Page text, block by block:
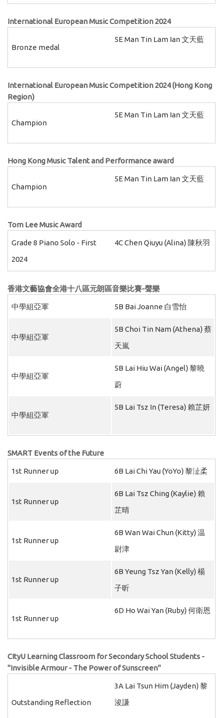
International European Music Competition 2024
Bronze medal
5E Man Tin Lam Ian 文天藍
International European Music Competition 2024 (Hong Kong
Region)
Champion
5E Man Tin Lam Ian 文天藍
Hong Kong Music Talent and Performance award
Champion
5E Man Tin Lam Ian 文天藍
Tom Lee Music Award
Grade 8 Piano Solo - First
2024
4C Chen Qiuyu (Alina) 陳秋羽
香港文藝協會全港十八區元朗區音樂比賽-聲樂
中學組亞軍 5B Bai Joanne 白雪怡
中學組亞軍
5B Choi Tin Nam (Athena) 蔡
天嵐
中學組亞軍
5B Lai Hiu Wai (Angel) 黎曉
蔚
中學組亞軍
5B Lai Tsz In (Teresa) 賴芷妍
SMART Events of the Future
1st Runner up 6B Lai Chi Yau (YoYo) 黎沚柔
1st Runner up
6B Lai Tsz Ching (Kaylie) 賴
芷晴
1st Runner up
6B Wan Wai Chun (Kitty) 温
尉津
1st Runner up
6B Yeung Tsz Yan (Kelly) 楊
子昕
1st Runner up
6D Ho Wai Yan (Ruby) 何衛恩
CItyU Learning Classroom for Secondary School Students -
"Invisible Armour - The Power of Sunscreen"
Outstanding Reflection
3A Lai Tsun Him (Jayden) 黎
浚謙